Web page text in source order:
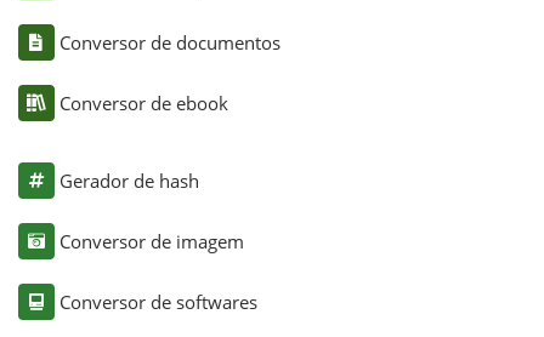
Conversor de documentos
Conversor de ebook
Gerador de hash
Conversor de imagem
Conversor de softwares